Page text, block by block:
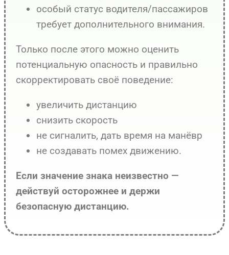
особый статус водителя/пассажиров
требует дополнительного внимания.
Только после этого можно оценить
потенциальную опасность и правильно
скорректировать своё поведение:
увеличить дистанцию
снизить скорость
не сигналить, дать время на манёвр
не создавать помех движению.
Если значение знака неизвестно —
действуй осторожнее и держи
безопасную дистанцию.